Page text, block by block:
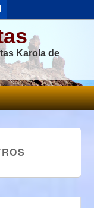
Karola de